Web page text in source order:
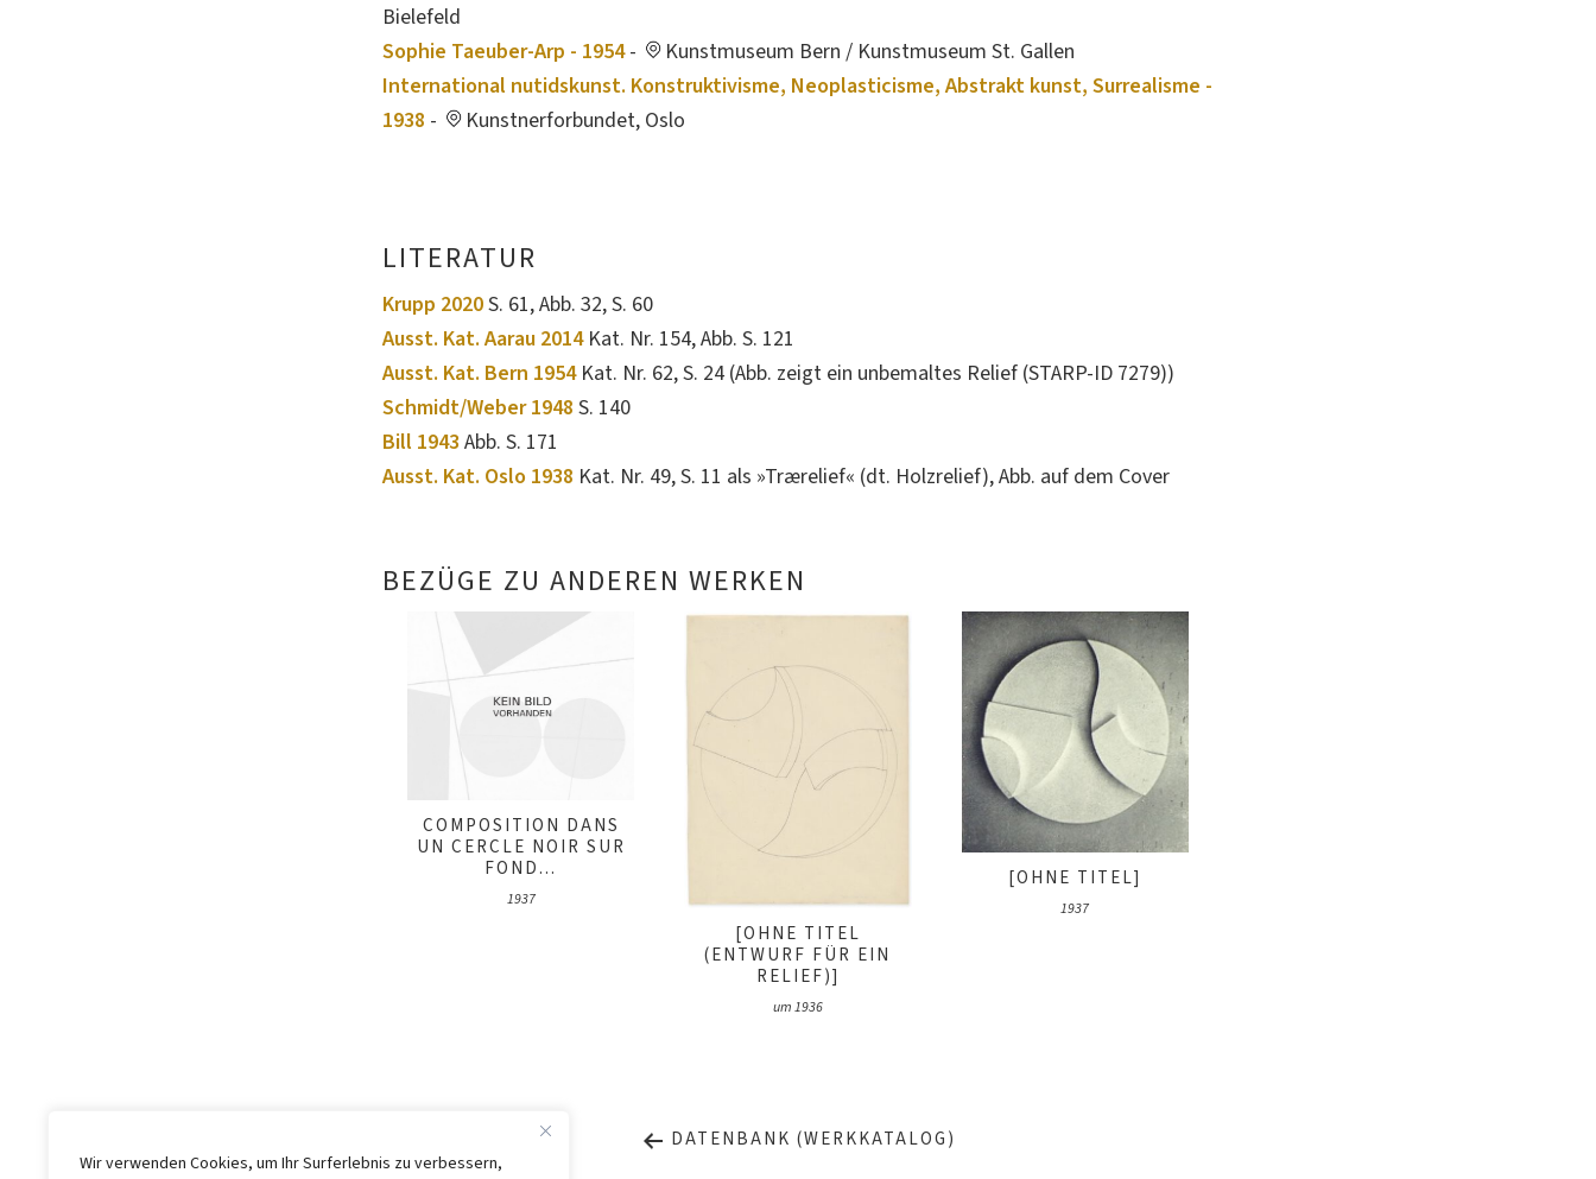
Wir verwenden Cookies, um Ihr Surferlebnis zu verbessern,
Bielefeld
Sophie Taeuber-Arp - 1954-
Kunstmuseum Bern / Kunstmuseum St. Gallen
International nutidskunst. Konstruktivisme, Neoplasticisme, Abstrakt kunst, Surrealisme -
1938 - Kunstnerforbundet, Oslo
LITERATUR
Krupp 2020S. 61, Abb. 32, S. 60
Ausst. Kat. Aarau 2014Kat. Nr. 154, Abb. S. 121
Ausst. Kat. Bern 1954Kat. Nr. 62, S. 24 (Abb. zeigt ein unbemaltes Relief (STARP-ID 7279))
Schmidt/Weber 1948 S. 140
Bill 1943 Abb. S. 171
Ausst. Kat. Oslo 1938 Kat. Nr. 49, S. 11 als »Trærelief« (dt. Holzrelief), Abb. auf dem Cover
BEZÜGE ZU ANDEREN WERKEN
COMPOSITION DANS
UN CERCLE NOIR SUR
FOND...
1937
[OHNE TITEL
(ENTWURF FÜR EIN
RELIEF)]
um 1936
[OHNE TITEL]
1937
DATENBANK (WERKKATALOG)